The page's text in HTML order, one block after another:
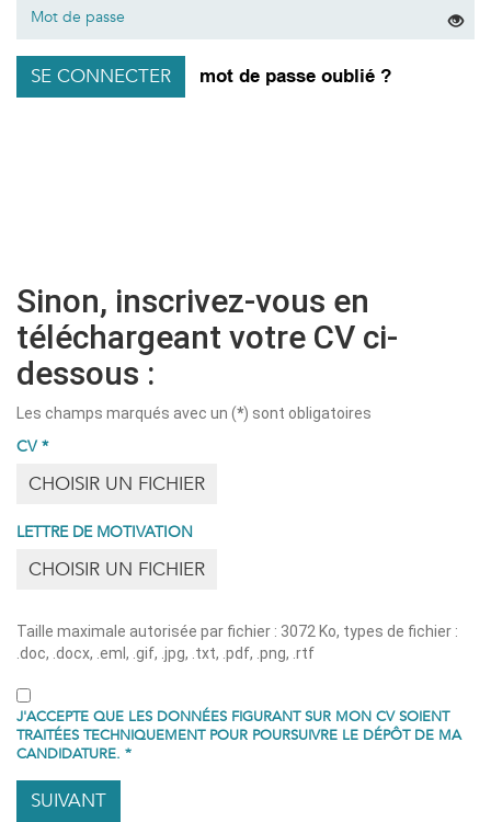
SE CONNECTER mot de passe oublié ?
Sinon, inscrivez-vous en
téléchargeant votre CV ci-
dessous :
Les champs marqués avec un (*) sont obligatoires
CV *
CHOISIR UN FICHIER
LETTRE DE MOTIVATION
CHOISIR UN FICHIER
Taille maximale autorisée par fichier : 3072 Ko, types de fichier :
.doc, .docx, .eml, .gif, .jpg, .txt, .pdf, .png, .rtf
J'ACCEPTE QUE LES DONNÉES FIGURANT SUR MON CV SOIENT
TRAITÉES TECHNIQUEMENT POUR POURSUIVRE LE DÉPÔT DE MA
CANDIDATURE. *
SUIVANT